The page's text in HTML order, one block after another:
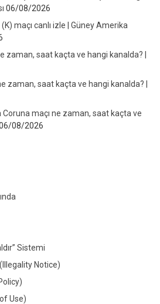
06/08/2026
maçı canlı izle | Güney Amerika
zaman, saat kaçta ve hangi kanalda? |
zaman, saat kaçta ve hangi kanalda? |
maçı ne zaman, saat kaçta ve
08/2026
Sistemi
(Illegality Notice)
Use)